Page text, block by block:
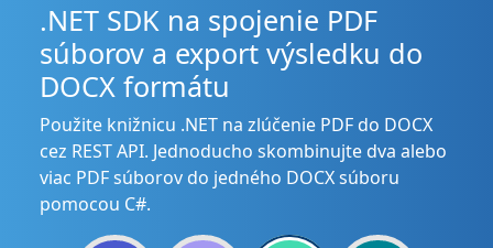
.NET SDK na spojenie PDF
súborov a export výsledku do
DOCX formátu
Použite knižnicu .NET na zlúčenie PDF do DOCX
cez REST API. Jednoducho skombinujte dva alebo
viac PDF súborov do jedného DOCX súboru
pomocou C#.